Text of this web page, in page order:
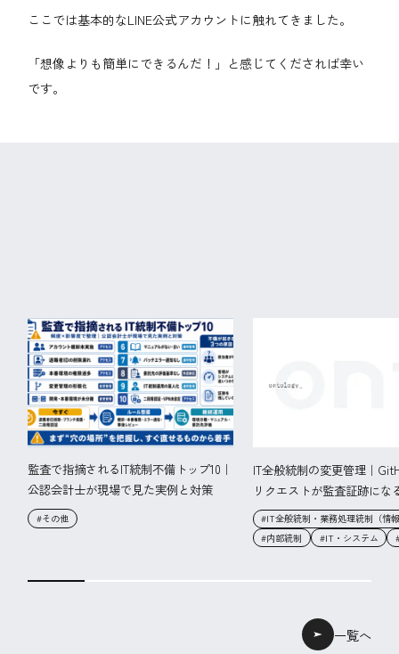
ここでは基本的なLINE公式アカウントに触れてきました。
「想像よりも簡単にできるんだ！」と感じてくだされば幸い
です。
一覧へ
監査で指摘されるIT統制不備トップ10｜
公認会計士が現場で見た実例と対策
#その他
IT全般統制の変更管理｜
リクエストが監査証跡にな
#IT全般統制・業務処理統制（情
#内部統制
#IT・システム